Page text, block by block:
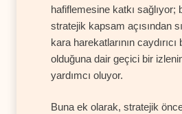
hafiflemesine katkı sağlıyor;
stratejik kapsam açısından
kara harekatlarının
olduğuna dair geçici bir
yardımcı oluyor.
Buna ek olarak, stratejik